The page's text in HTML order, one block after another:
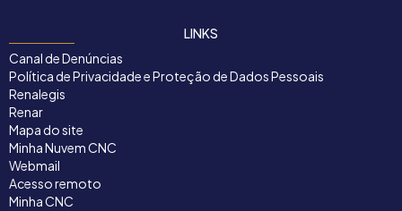
LINKS
Canal de Denúncias
Política de Privacidade e Proteção de Dados Pessoais
Renalegis
Renar
Mapa do site
Minha Nuvem CNC
Webmail
Acesso remoto
Minha CNC